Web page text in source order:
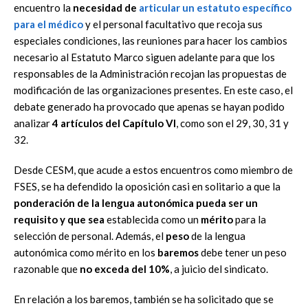
encuentro la necesidad de articular un estatuto específico
para el médicoy el personal facultativo que recoja sus
especiales condiciones, las reuniones para hacer los cambios
necesario al Estatuto Marco siguen adelante para que los
responsables de la Administración recojan las propuestas de
modificación de las organizaciones presentes. En este caso, el
debate generado ha provocado que apenas se hayan podido
analizar4 artículos del Capítulo VI, como son el 29, 30, 31 y
32.
Desde CESM, que acude a estos encuentros como miembro de
FSES, se ha defendido la oposición casi en solitario a que la
ponderación de la lengua autonómica pueda ser un
requisitoy que sea establecida como un méritopara la
selección de personal. Además, el pesode la lengua
autonómica como mérito en los baremosdebe tener un peso
razonable que no exceda del 10%, a juicio del sindicato.
En relación a los baremos, también se ha solicitado que se